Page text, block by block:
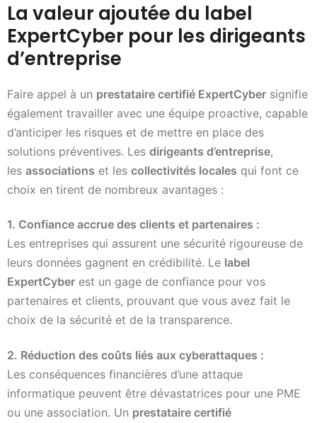
La valeur ajoutée du label
ExpertCyber pour les dirigeants
d’entreprise
Faire appel à un prestataire certifié ExpertCyber signifie
également travailler avec une équipe proactive, capable
d’anticiper les risques et de mettre en place des
solutions préventives. Les dirigeants d’entreprise,
les associations et les collectivités locales qui font ce
choix en tirent de nombreux avantages :
1. Confiance accrue des clients et partenaires :
Les entreprises qui assurent une sécurité rigoureuse de
leurs données gagnent en crédibilité. Le label
ExpertCyber est un gage de confiance pour vos
partenaires et clients, prouvant que vous avez fait le
choix de la sécurité et de la transparence.
2. Réduction des coûts liés aux cyberattaques :
Les conséquences financières d’une attaque
informatique peuvent être dévastatrices pour une PME
ou une association. Un prestataire certifié